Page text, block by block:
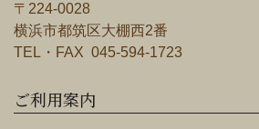
〒224-0028
横浜市都筑区大棚西2番
TEL・FAX 045-594-1723
ご利用案内